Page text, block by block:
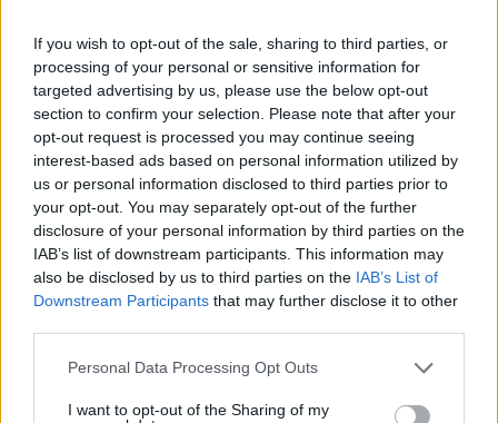
If you wish to opt-out of the sale, sharing to third parties, or
processing of your personal or sensitive information for
targeted advertising by us, please use the below opt-out
section to confirm your selection. Please note that after your
opt-out request is processed you may continue seeing
interest-based ads based on personal information utilized by
us or personal information disclosed to third parties prior to
your opt-out. You may separately opt-out of the further
disclosure of your personal information by third parties on the
IAB’s list of downstream participants. This information may
also be disclosed by us to third parties on the IAB’s List of
Downstream Participants that may further disclose it to other
Please note that this website/app uses one or more Google
not limited to your visit or usage behaviour. You may click to
Personal Data Processing Opt Outs
I want to opt-out of the Sharing of my
09.08.2026, 07:29